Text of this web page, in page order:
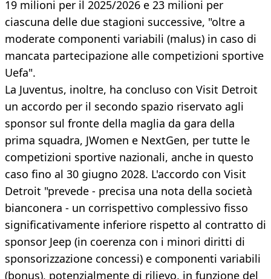
19 milioni per il 2025/2026 e 23 milioni per
ciascuna delle due stagioni successive, "oltre a
moderate componenti variabili (malus) in caso di
mancata partecipazione alle competizioni sportive
Uefa".
La Juventus, inoltre, ha concluso con Visit Detroit
un accordo per il secondo spazio riservato agli
sponsor sul fronte della maglia da gara della
prima squadra, JWomen e NextGen, per tutte le
competizioni sportive nazionali, anche in questo
caso fino al 30 giugno 2028. L'accordo con Visit
Detroit "prevede - precisa una nota della società
bianconera - un corrispettivo complessivo fisso
significativamente inferiore rispetto al contratto di
sponsor Jeep (in coerenza con i minori diritti di
sponsorizzazione concessi) e componenti variabili
(bonus), potenzialmente di rilievo, in funzione del